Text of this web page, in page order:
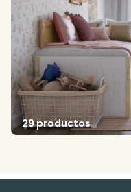
29 productos